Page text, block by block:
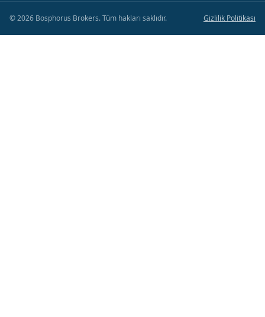
©2026 Bosphorus Brokers.Tüm hakları saklıdır. Gizlilik Politikası